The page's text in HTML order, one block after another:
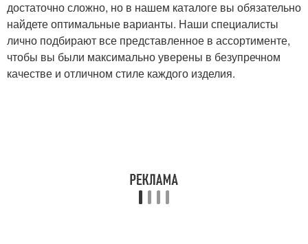
достаточно сложно, но в нашем каталоге вы обязательно
найдете оптимальные варианты. Наши специалисты
лично подбирают все представленное в ассортименте,
чтобы вы были максимально уверены в безупречном
качестве и отличном стиле каждого изделия.